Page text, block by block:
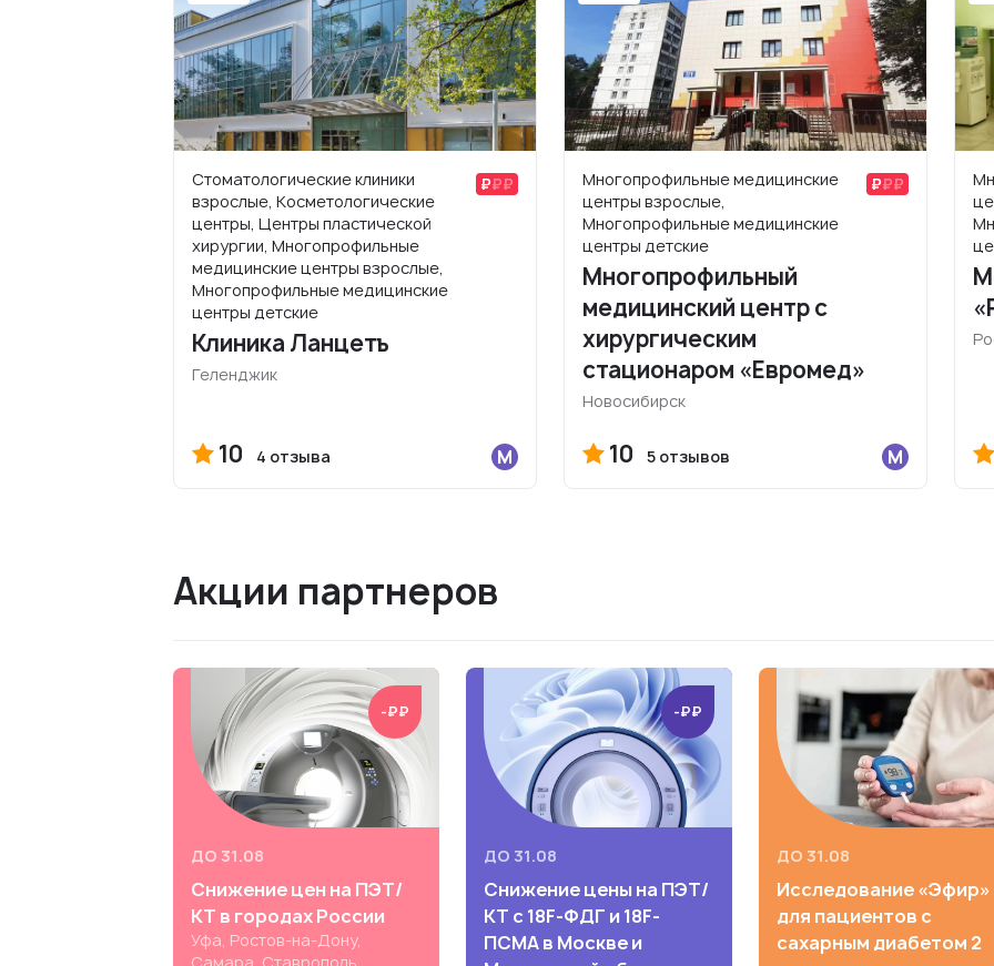
Стоматологические клиники
взрослые, Косметологические
центры, Центры пластической
хирургии, Многопрофильные
медицинские центры взрослые,
Многопрофильные медицинские
центры детские
Клиника Ланцетъ
Геленджик
10 4 отзыва
Многопрофильные медицинские
центры взрослые,
Многопрофильные медицинские
центры детские
Многопрофильный
медицинский центр с
хирургическим
стационаром «Евромед»
Новосибирск
10 5 отзывов
Акции партнеров
ДО 31.08
Снижение цен на ПЭТ/
КТ в городах России
Уфа, Ростов-на-Дону,
-₽₽
ДО 31.08
Снижение цены на ПЭТ/
КТ с 18F-ФДГ и 18F-
ПСМА в Москве и
-₽₽
ДО 31.08
Исследование «Эфир»
для пациентов с
сахарным диабетом 2